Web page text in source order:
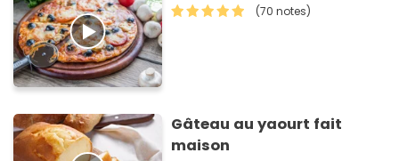
(70 notes)
Gâteau au yaourt fait
maison